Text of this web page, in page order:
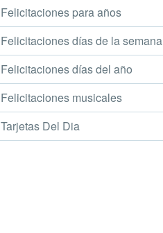
Felicitaciones para años
Felicitaciones días de la semana
Felicitaciones días del año
Felicitaciones musicales
Tarjetas Del Dia